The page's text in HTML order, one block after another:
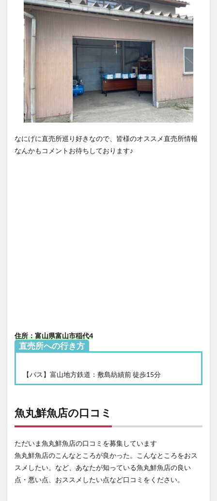
なにげに直売所巡り好きなので、皆様のオススメ直売所情報
なんかもコメントお待ちしております♪
住所：富山県富山市稲代4
直売所への行き方
【バス】富山地方鉄道：敷島紡績前 徒歩15分
魚丸鮮魚店の口コミ
ただいま魚丸鮮魚店の口コミを募集しています
魚丸鮮魚店のこんなところが良かった。こんなところをおス
スメしたい。など、あなたが知っている魚丸鮮魚店の良い
点・悪い点、おススメしたい点など口コミをください。